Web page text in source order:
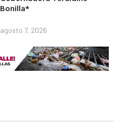
Bonilla*
agosto 7, 2026